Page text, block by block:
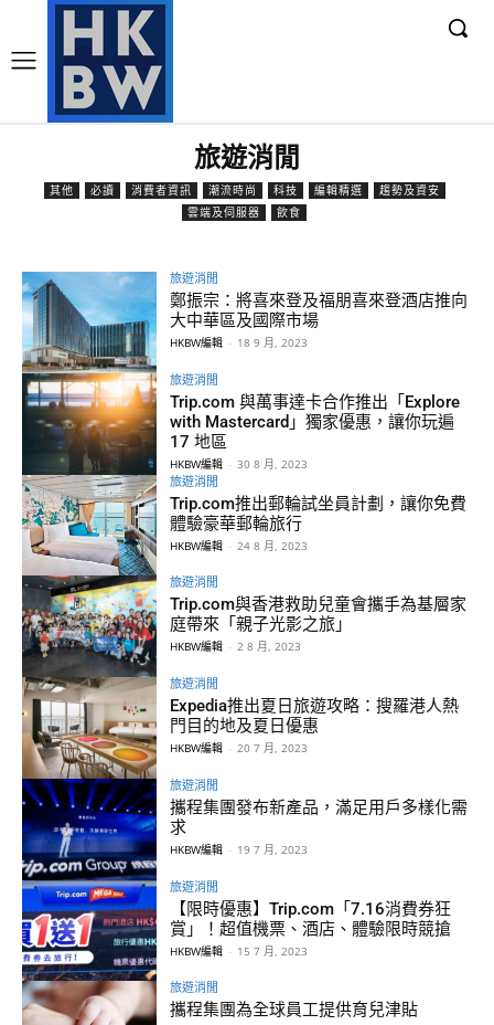
旅遊消閒
其他 必讀 消費者資訊 潮流時尚 科技 編輯精選
趨勢及資安
雲端及伺服器
飲食
旅遊消閒
鄭振宗：將喜來登及福朋喜來登酒店推向
大中華區及國際市場
HKBW編輯 - 18 9 月, 2023
旅遊消閒
Trip.com 與萬事達卡合作推出「Explore
with Mastercard」獨家優惠，讓你玩遍
17 地區
HKBW編輯 - 30 8 月, 2023
旅遊消閒
Trip.com推出郵輪試坐員計劃，讓你免費
體驗豪華郵輪旅行
HKBW編輯 - 24 8 月, 2023
旅遊消閒
Trip.com與香港救助兒童會攜手為基層家
庭帶來「親子光影之旅」
HKBW編輯 - 2 8 月, 2023
旅遊消閒
Expedia推出夏日旅遊攻略：搜羅港人熱
門目的地及夏日優惠
HKBW編輯 - 20 7 月, 2023
旅遊消閒
攜程集團發布新產品，滿足用戶多樣化需
求
HKBW編輯 - 19 7 月, 2023
旅遊消閒
【限時優惠】Trip.com「7.16消費券狂
賞」！超值機票、酒店、體驗限時競搶
HKBW編輯 - 15 7 月, 2023
旅遊消閒
攜程集團為全球員工提供育兒津貼